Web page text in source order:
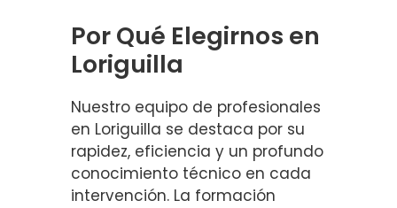
Por Qué Elegirnos en
Loriguilla
Nuestro equipo de profesionales
en Loriguilla se destaca por su
rapidez, eficiencia y un profundo
conocimiento técnico en cada
intervención. La formación